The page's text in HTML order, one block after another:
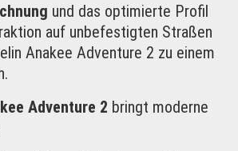
und das optimierte Profil
auf unbefestigten Straßen
Anakee Adventure 2 zu einem
Adventure 2 bringt moderne